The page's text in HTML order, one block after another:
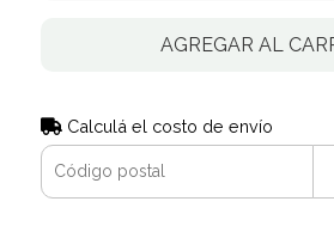
AGREGAR AL
Calculá el costo de envío